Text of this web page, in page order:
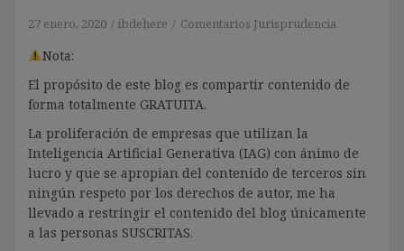
27 enero, 2020 ibdehere Comentarios Jurisprudencia
Nota:
El propósito de este blog es compartir contenido de
forma totalmente GRATUITA.
La proliferación de empresas que utilizan la
Inteligencia Artificial Generativa (IAG) con ánimo de
lucro y que se apropian del contenido de terceros sin
ningún respeto por los derechos de autor, me ha
llevado a restringir el contenido del blog únicamente
a las personas SUSCRITAS.